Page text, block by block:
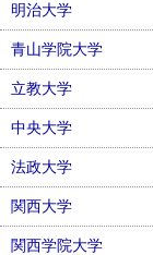
明治大学
青山学院大学
立教大学
中央大学
法政大学
関西大学
関西学院大学